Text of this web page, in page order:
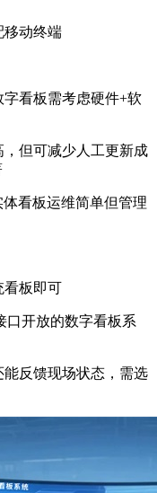
移动终端
字看板需考虑硬件+软
，但可减少人工更新成
看板运维简单但管理
看板即可
口开放的数字看板系
能反馈现场状态，需选